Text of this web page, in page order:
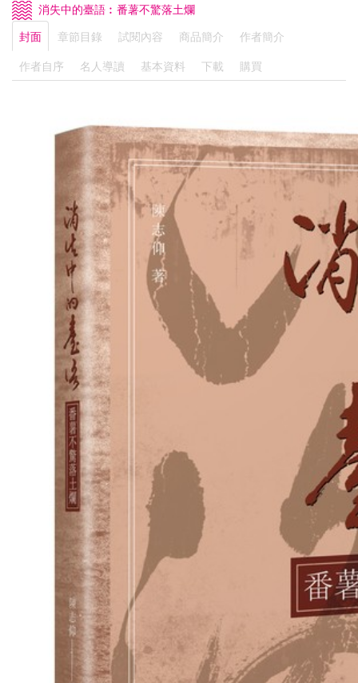
消失中的臺語︰番薯不驚落土爛
封面
章節目錄 試閱內容 商品簡介
作者簡介
作者自序
名人導讀 基本資料 下載 購買